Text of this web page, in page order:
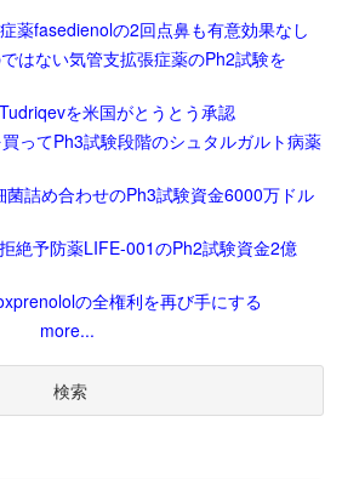
薬fasedienolの2回点鼻も有意効果なし
はない気管支拡張症薬のPh2試験を
を米国がとうとう承認
ってPh3試験段階のシュタルガルト病薬
詰め合わせのPh3試験資金6000万ドル
絶予防薬LIFE-001のPh2試験資金2億
の全権利を再び手にする
more...
検索